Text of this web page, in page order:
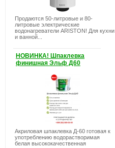
Продаются 50-литровые и 80-
литровые электрические
водонагреватели ARISTON! Для кухни
и ванной...
НОВИНКА! Шпаклевка
финишная Эльф Д60
Акриловая шпаклевка Д-60 готовая к
употреблению водорастворимая
белая высококачественная